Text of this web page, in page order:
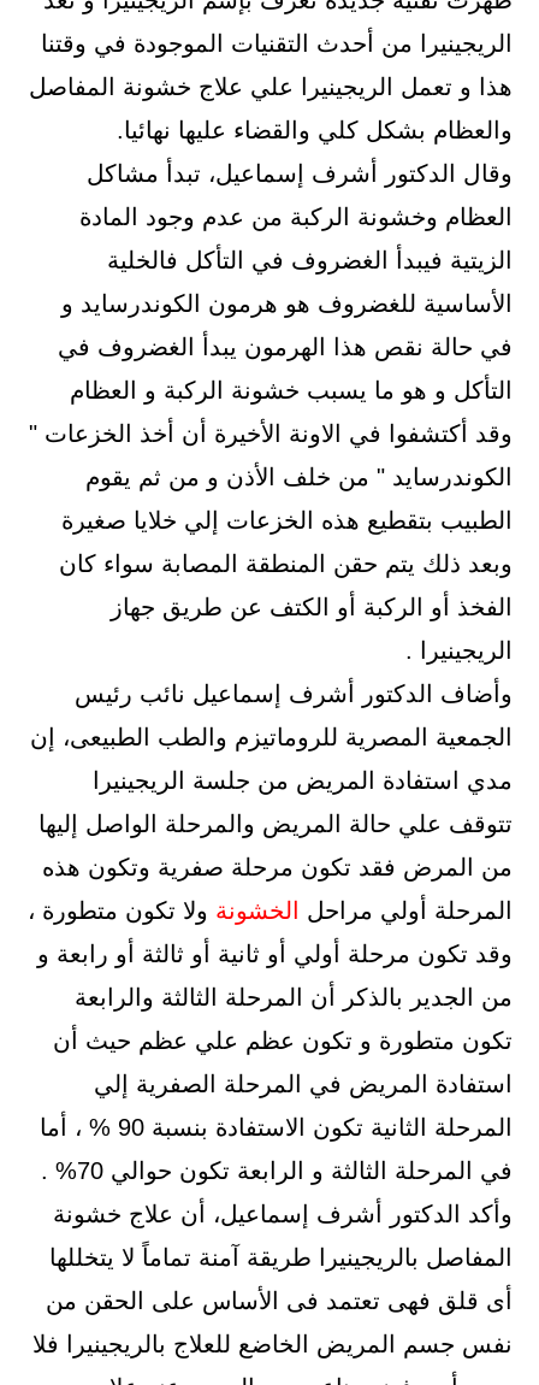
الريجينيرا من أحدث التقنيات الموجودة في وقتنا
هذا و تعمل الريجينيرا علي علاج خشونة المفاصل
والعظام بشكل كلي والقضاء عليها نهائيا.
وقال الدكتور أشرف إسماعيل، تبدأ مشاكل
العظام وخشونة الركبة من عدم وجود المادة
الزيتية فيبدأ الغضروف في التأكل فالخلية
الأساسية للغضروف هو هرمون الكوندرسايد و
في حالة نقص هذا الهرمون يبدأ الغضروف في
التأكل و هو ما يسبب خشونة الركبة و العظام
وقد أكتشفوا في الاونة الأخيرة أن أخذ الخزعات "
الكوندرسايد " من خلف الأذن و من ثم يقوم
الطبيب بتقطيع هذه الخزعات إلي خلايا صغيرة
وبعد ذلك يتم حقن المنطقة المصابة سواء كان
الفخذ أو الركبة أو الكتف عن طريق جهاز
الريجينيرا .
وأضاف الدكتور أشرف إسماعيل نائب رئيس
الجمعية المصرية للروماتيزم والطب الطبيعى، إن
مدي استفادة المريض من جلسة الريجينيرا
تتوقف علي حالة المريض والمرحلة الواصل إليها
من المرض فقد تكون مرحلة صفرية وتكون هذه
المرحلة أولي مراحل
الخشونة ولا تكون متطورة ،
وقد تكون مرحلة أولي أو ثانية أو ثالثة أو رابعة و
من الجدير بالذكر أن المرحلة الثالثة والرابعة
تكون متطورة و تكون عظم علي عظم حيث أن
استفادة المريض في المرحلة الصفرية إلي
المرحلة الثانية تكون الاستفادة بنسبة 90 % ، أما
في المرحلة الثالثة و الرابعة تكون حوالي 70% .
وأكد الدكتور أشرف إسماعيل، أن علاج خشونة
المفاصل بالريجينيرا طريقة آمنة تماماً لا يتخللها
أى قلق فهى تعتمد فى الأساس على الحقن من
نفس جسم المريض الخاضع للعلاج بالريجينيرا فلا